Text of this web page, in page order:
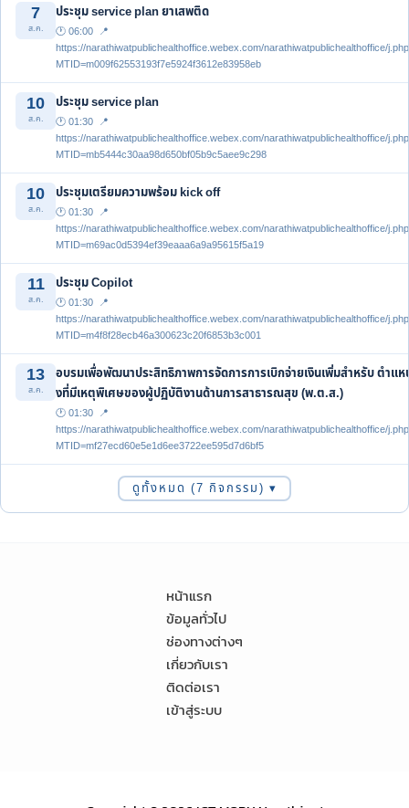
7
ส.ค.
ประชุม service plan ยาเสพติด
🕐 06:00 📍
https://narathiwatpublichealthoffice.webex.com/narathiwatpublichealthoffice/
MTID=m009f62553193f7e5924f3612e83958eb
10
ส.ค.
ประชุม service plan
🕐 01:30 📍
https://narathiwatpublichealthoffice.webex.com/narathiwatpublichealthoffice/
MTID=mb5444c30aa98d650bf05b9c5aee9c298
10
ส.ค.
ประชุมเตรียมความพร้อม kick off
🕐 01:30 📍
https://narathiwatpublichealthoffice.webex.com/narathiwatpublichealthoffice/
MTID=m69ac0d5394ef39eaaa6a9a95615f5a19
11
ส.ค.
ประชุม Copilot
🕐 01:30 📍
https://narathiwatpublichealthoffice.webex.com/narathiwatpublichealthoffice/
MTID=m4f8f28ecb46a300623c20f6853b3c001
13
ส.ค.
อบรมเพื่อพัฒนาประสิทธิภาพการจัดการการเบิกจ่ายเงินเพิ่มสําหรับ ตําแห
งที่มีเหตุพิเศษของผู้ปฏิบัติงานด้านการสาธารณสุข (พ.ต.ส.)
🕐 01:30 📍
https://narathiwatpublichealthoffice.webex.com/narathiwatpublichealthoffice/
MTID=mf27ecd60e5e1d6ee3722ee595d7d6bf5
ดูทั้งหมด (7 กิจกรรม) ▾
หน้าแรก
ข้อมูลทั่วไป
ช่องทางต่างๆ
เกี่ยวกับเรา
ติดต่อเรา
เข้าสู่ระบบ